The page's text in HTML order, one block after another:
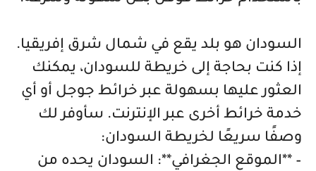
السودان هو بلد يقع في شمال شرق إفريقيا.
إذا كنت بحاجة إلى خريطة للسودان، يمكنك
العثور عليها بسهولة عبر خرائط جوجل أو أي
خدمة خرائط أخرى عبر الإنترنت. سأوفر لك
وصفًا سريعًا لخريطة السودان:
– **الموقع الجغرافي**: السودان يحده من